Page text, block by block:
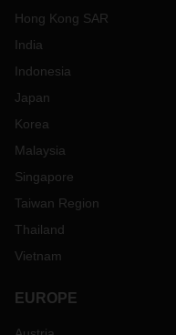
Hong Kong SAR
India
Indonesia
Japan
Korea
Malaysia
Singapore
Taiwan Region
Thailand
Vietnam
EUROPE